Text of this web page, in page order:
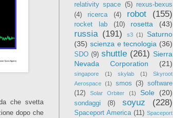
che svetta
dopo che
relativity space (5) rexus-bexus
(4)
ricerca (4) robot (155)
rocket lab (10) rosetta (43)
russia (191) s3 (1)
Saturno
(35) scienza e tecnologia (36)
SDO (9) shuttle (261) Sierra
Nevada Corporation
(21)
singapore (1) skylab (1)
Skyroot
Aerospace (1) smos (3) software
(12)
Solar Orbiter (1) Sole (20)
sondaggi (8) soyuz (228)
Spaceport America (11) Spaceport